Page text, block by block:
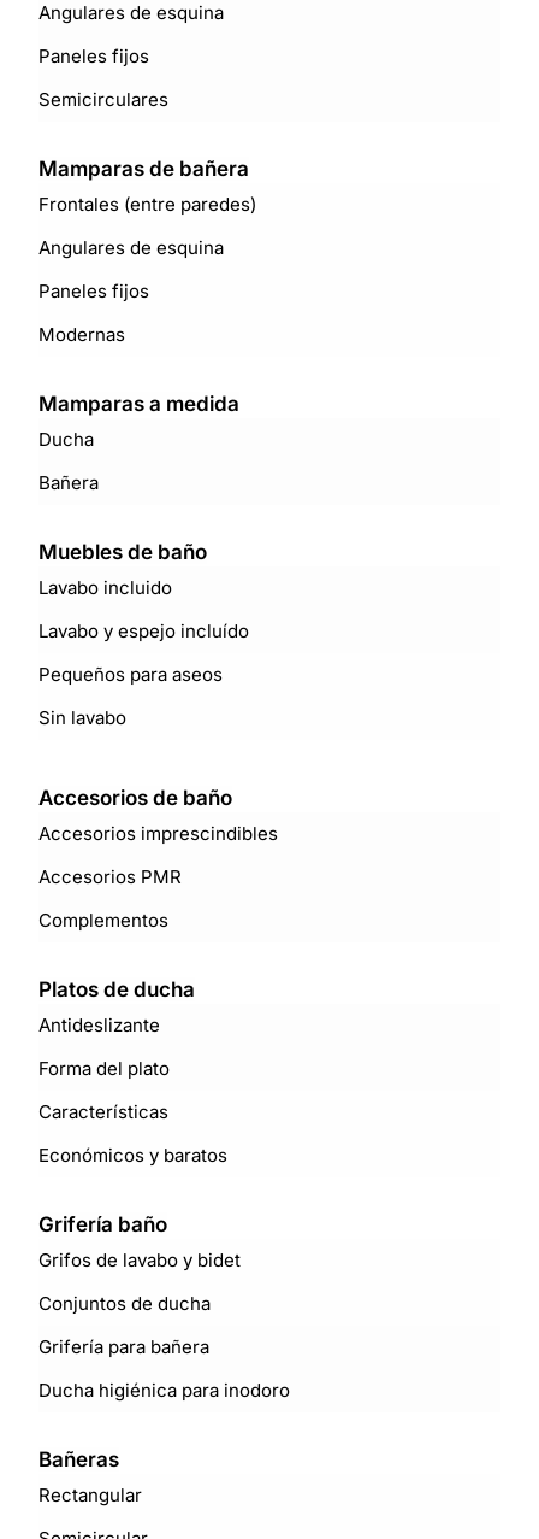
Angulares de esquina
Paneles fijos
Semicirculares
Mamparas de bañera
Frontales (entre paredes)
Angulares de esquina
Paneles fijos
Modernas
Mamparas a medida
Ducha
Bañera
Muebles de baño
Lavabo incluido
Lavabo y espejo incluído
Pequeños para aseos
Sin lavabo
Accesorios de baño
Accesorios imprescindibles
Accesorios PMR
Complementos
Platos de ducha
Antideslizante
Forma del plato
Características
Económicos y baratos
Grifería baño
Grifos de lavabo y bidet
Conjuntos de ducha
Grifería para bañera
Ducha higiénica para inodoro
Bañeras
Rectangular